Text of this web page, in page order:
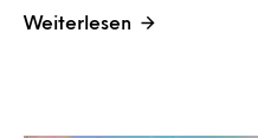
Weiterlesen